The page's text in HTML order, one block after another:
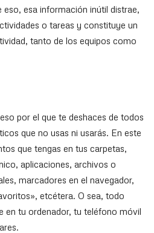
esa información inútil distrae,
o tareas y constituye un
tanto de los equipos como
por el que te deshaces de todos
que no usas ni usarás. En este
que tengas en tus carpetas,
aplicaciones, archivos o
marcadores en el navegador,
etcétera. O sea, todo
en tu ordenador, tu teléfono móvil